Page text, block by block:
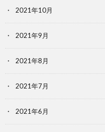
2021年10月
2021年9月
2021年8月
2021年7月
2021年6月